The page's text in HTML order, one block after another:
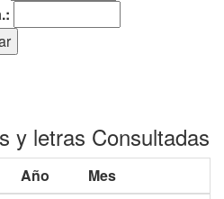
y letras Consultadas
Año
Mes